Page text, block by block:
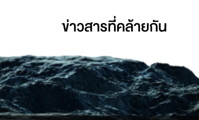
ข่าวสารที่่คล้ายกัน